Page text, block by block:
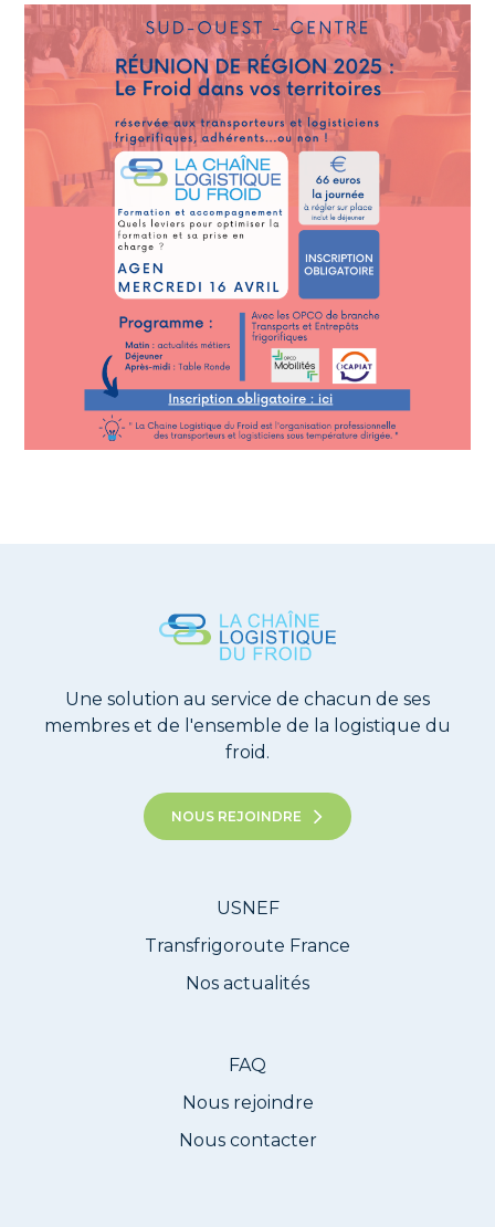
Une solution au service de chacun de ses
membres et de l'ensemble de la logistique du
froid.
NOUS REJOINDRE
USNEF
Transfrigoroute France
Nos actualités
FAQ
Nous rejoindre
Nous contacter